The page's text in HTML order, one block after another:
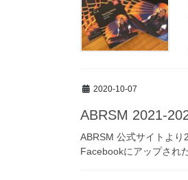
2020-10-07
ABRSM 2021-
ABRSM 公式サイトより
Facebookにアップされ